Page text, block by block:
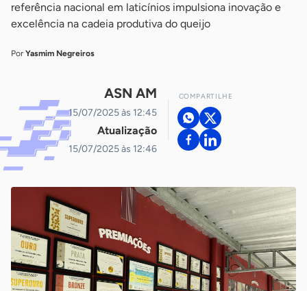
referência nacional em laticínios impulsiona inovação e
excelência na cadeia produtiva do queijo
Por Yasmim Negreiros
ASN AM
15/07/2025 às 12:45
Atualização
15/07/2025 às 12:46
COMPARTILHE